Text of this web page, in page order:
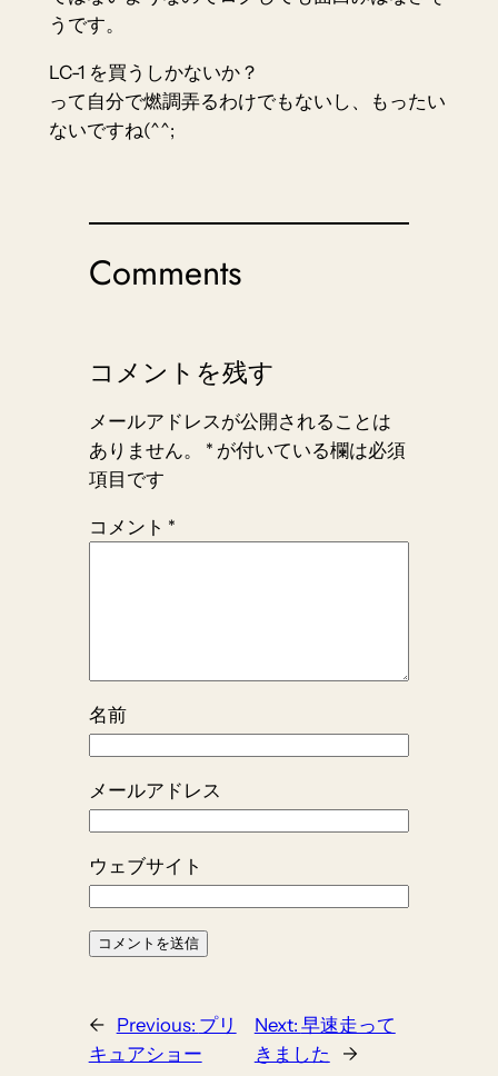
うです。
LC-1 を買うしかないか？
って自分で燃調弄るわけでもないし、もったい
ないですね(^^;
Comments
コメントを残す
メールアドレスが公開されることは
ありません。
* が付いている欄は必須
項目です
コメント *
名前
メールアドレス
ウェブサイト
← Previous: プリ
キュアショー
Next: 早速走って
きました
→